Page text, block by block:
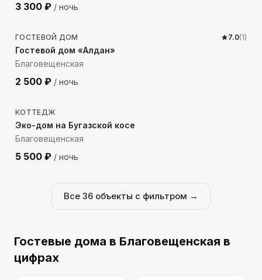
3 300 ₽ / ночь
1605 м до моря
ГОСТЕВОЙ ДОМ 7.0(1)
Гостевой дом «Алдан»
Благовещенская
2 500 ₽ / ночь
187м до моря
КОТТЕДЖ
Эко-дом на Бугазской косе
Благовещенская
5 500 ₽ / ночь
Все 36 объекты с фильтром →
Гостевые дома в Благовещенская в
цифрах